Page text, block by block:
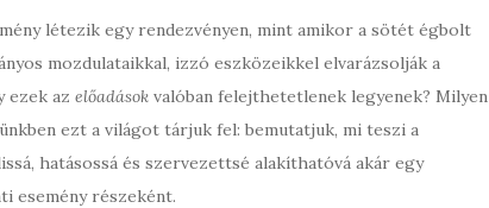
létezik egy rendezvényen, mint amikor a sötét égbolt
mozdulataikkal, izzó eszközeikkel elvarázsolják a
ezek az előadások valóban felejthetetlenek legyenek? Milyen
ezt a világot tárjuk fel: bemutatjuk, mi teszi a
hatásossá és szervezettsé alakíthatóvá akár egy
esemény részeként.